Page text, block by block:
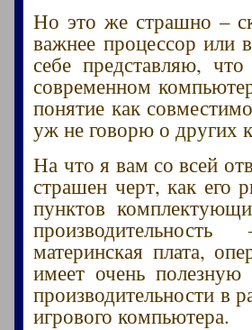
Но это же страшно –
важнее процессор или
себе представляю,
современном
понятие как
уж не говорю о
На что я вам со всей
страшен черт, как его
пунктов
материнская плата,
имеет очень
производительности в
игрового компьютера.